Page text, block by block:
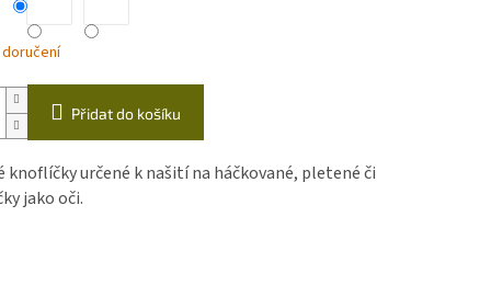
Přidat do košíku
knoflíčky určené k našití na háčkované, pletené či
jako oči.